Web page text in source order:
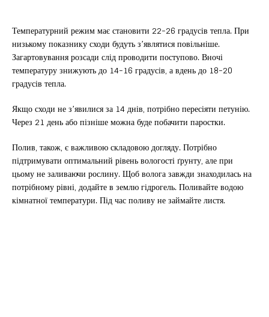
Температурний режим має становити 22-26 градусів тепла. При
низькому показнику сходи будуть з’являтися повільніше.
Загартовування розсади слід проводити поступово. Вночі
температуру знижують до 14-16 градусів, а вдень до 18-20
градусів тепла.
Якщо сходи не з’явилися за 14 днів, потрібно пересіяти петунію.
Через 21 день або пізніше можна буде побачити паростки.
Полив, також, є важливою складовою догляду. Потрібно
підтримувати оптимальний рівень вологості ґрунту, але при
цьому не заливаючи рослину. Щоб волога завжди знаходилась на
потрібному рівні, додайте в землю гідрогель. Поливайте водою
кімнатної температури. Під час поливу не займайте листя.